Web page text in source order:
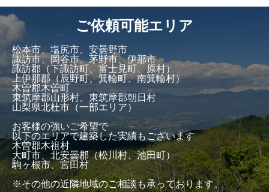
ご依頼可能エリア
松本市、塩尻市、安曇野市
諏訪市、岡谷市、茅野市、伊那市
諏訪郡（下諏訪町、富士見町、原村）
上伊那郡（辰野町、箕輪町、南箕輪村）
木曽郡木曽町
東筑摩郡山形村、東筑摩郡朝日村
山梨県北杜市（一部エリア）
お客様の強いご希望で
以下のエリアで建築した実績もございます
木曽郡木祖村
大町市、北安曇郡（松川村、池田町）
駒ヶ根市、宮田村
※その他の近隣地域のご相談も承っております。